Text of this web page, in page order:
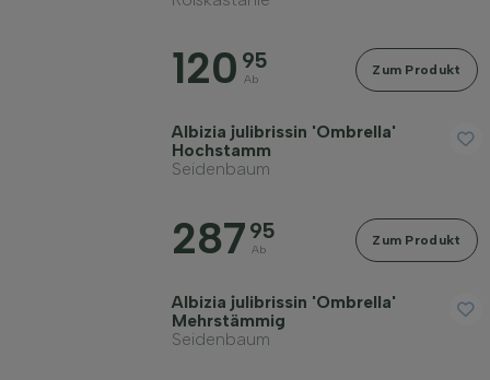
120 95
Ab
Zum Produkt
Albizia julibrissin 'Ombrella'
Hochstamm
Seidenbaum
287 95
Ab
Zum Produkt
Albizia julibrissin 'Ombrella'
Mehrstämmig
Seidenbaum